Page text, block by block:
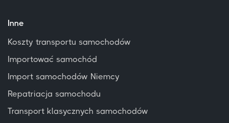
Inne
Koszty transportu samochodów
Importować samochód
Import samochodów Niemcy
Repatriacja samochodu
Transport klasycznych samochodów